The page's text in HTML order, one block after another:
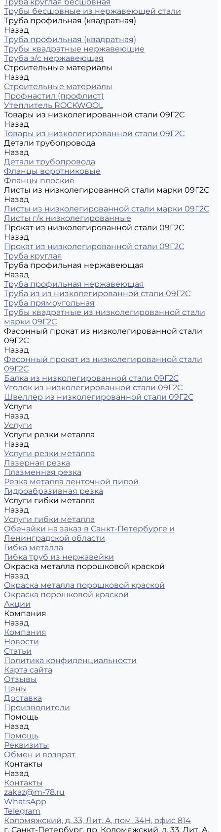
Трубы бесшовные из нержавеющей стали
Труба профильная (квадратная)
Назад
Труба профильная (квадратная)
Трубы квадратные нержавеющие
Труба э/с нержавеющая
Строительные материалы
Назад
Строительные материалы
Профнастил (профлист)
Утеплитель ROCKWOOL
Товары из низколегированной стали 09Г2С
Назад
Товары из низколегированной стали 09Г2С
Детали трубопровода
Назад
Детали трубопровода
Фланцы воротниковые
Фланцы плоские
Листы из низколегированной стали марки 09Г2С
Назад
Листы из низколегированной стали марки 09Г2С
Листы г/к низколегированные
Прокат из низколегированной стали 09Г2С
Назад
Прокат из низколегированной стали 09Г2С
Труба круглая
Труба профильная нержавеющая
Назад
Труба профильная нержавеющая
Труба из из низколегированной стали 09Г2С
Труба прямоугольная
Трубы квадратные из низколегированной стали
марки 09Г2С
Фасонный прокат из низколегированной стали
09Г2С
Назад
Фасонный прокат из низколегированной стали
09Г2С
Балка из низколегированной стали 09Г2С
Уголок из низколегированной стали 09Г2С
Швеллер из низколегированной стали 09Г2С
Услуги
Назад
Услуги
Услуги резки металла
Назад
Услуги резки металла
Лазерная резка
Плазменная резка
Резка металла ленточной пилой
Гидроабразивная резка
Услуги гибки металла
Назад
Услуги гибки металла
Обечайки на заказ в Санкт-Петербурге и
Ленинградской области
Гибка металла
Гибка труб из нержавейки
Окраска металла порошковой краской
Назад
Окраска металла порошковой краской
Окраска порошковой краской
Акции
Компания
Назад
Компания
Новости
Статьи
Политика конфиденциальности
Карта сайта
Отзывы
Цены
Доставка
Производители
Помощь
Назад
Помощь
Реквизиты
Обмен и возврат
Контакты
Назад
Контакты
zakaz@m-78.ru
WhatsApp
Telegram
Коломяжский, д. 33, Лит. А, пом. 34Н, офис 814
г. Санкт-Петербург, пр. Коломяжский, д. 33, Лит. А,